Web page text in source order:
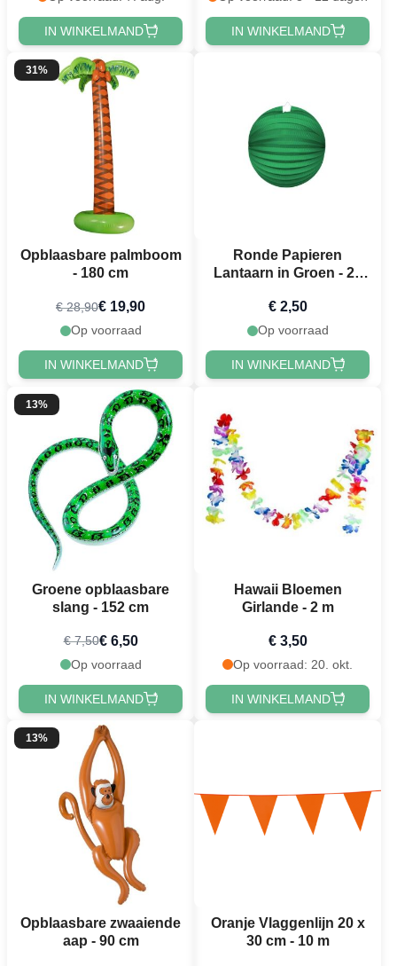
IN WINKELMAND IN WINKELMAND
31%
Opblaasbare palmboom
- 180 cm
€ 28,90€ 19,90
Op voorraad
IN WINKELMAND
Ronde Papieren
Lantaarn in Groen - 25
€ 2,50
Op voorraad
IN WINKELMAND
13%
Groene opblaasbare
slang - 152 cm
€ 7,50€ 6,50
Op voorraad
IN WINKELMAND
Hawaii Bloemen
Girlande - 2 m
€ 3,50
Op voorraad: 20. okt.
IN WINKELMAND
13%
Opblaasbare zwaaiende
aap - 90 cm
Oranje Vlaggenlijn 20 x
30 cm - 10 m